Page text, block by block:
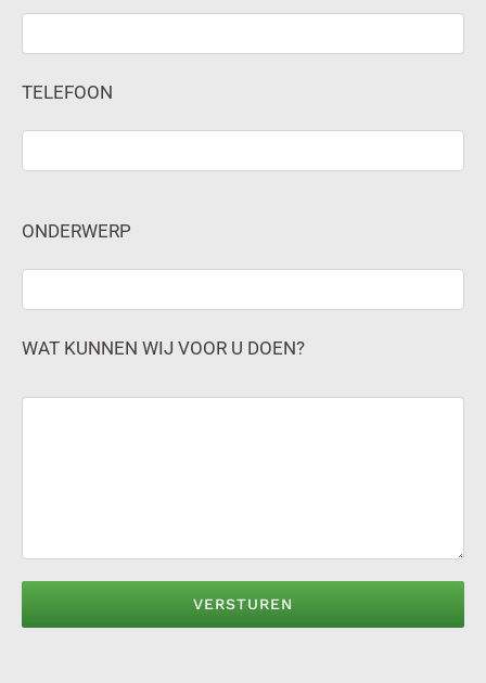
TELEFOON
ONDERWERP
WAT KUNNEN WIJ VOOR U DOEN?